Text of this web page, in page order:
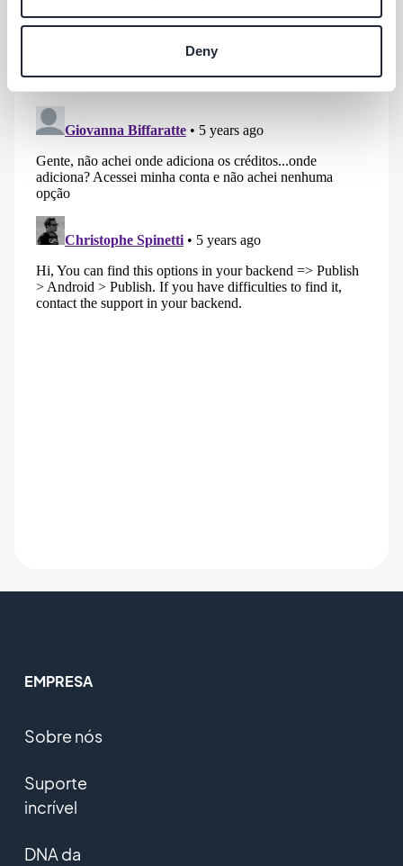
Deny
EMPRESA
Sobre nós
Suporte
incrível
DNA da